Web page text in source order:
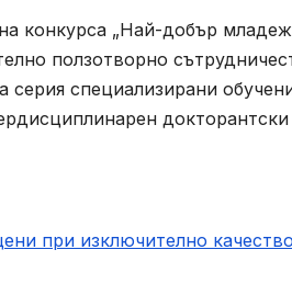
конкурса „Най-добър
ползотворно
серия специализирани
при изключително качество